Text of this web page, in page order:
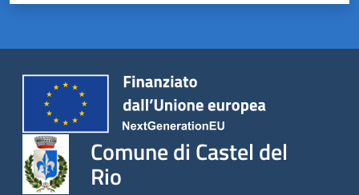
Comune di Castel del
Rio